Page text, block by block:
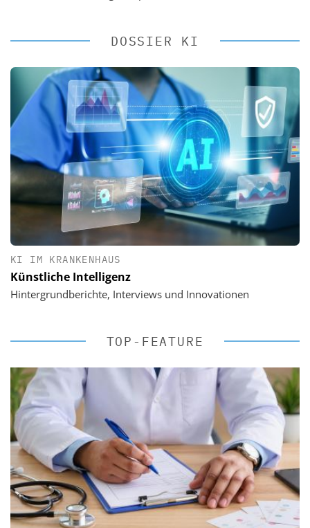
DOSSIER KI
KI IM KRANKENHAUS
Künstliche Intelligenz
Hintergrundberichte, Interviews und Innovationen
TOP-FEATURE